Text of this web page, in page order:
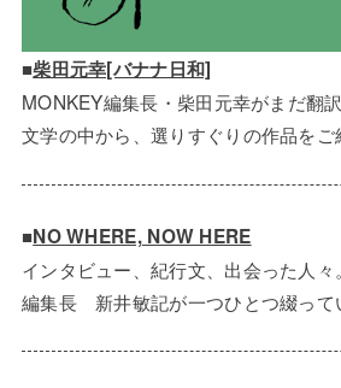
■柴田元幸[バナナ日和]
MONKEY編集長・柴田元幸がまだ翻
文学の中から、選りすぐりの作品をご
■NO WHERE, NOW HERE
インタビュー、紀行文、出会った人
編集長 新井敏記が一つひとつ綴って